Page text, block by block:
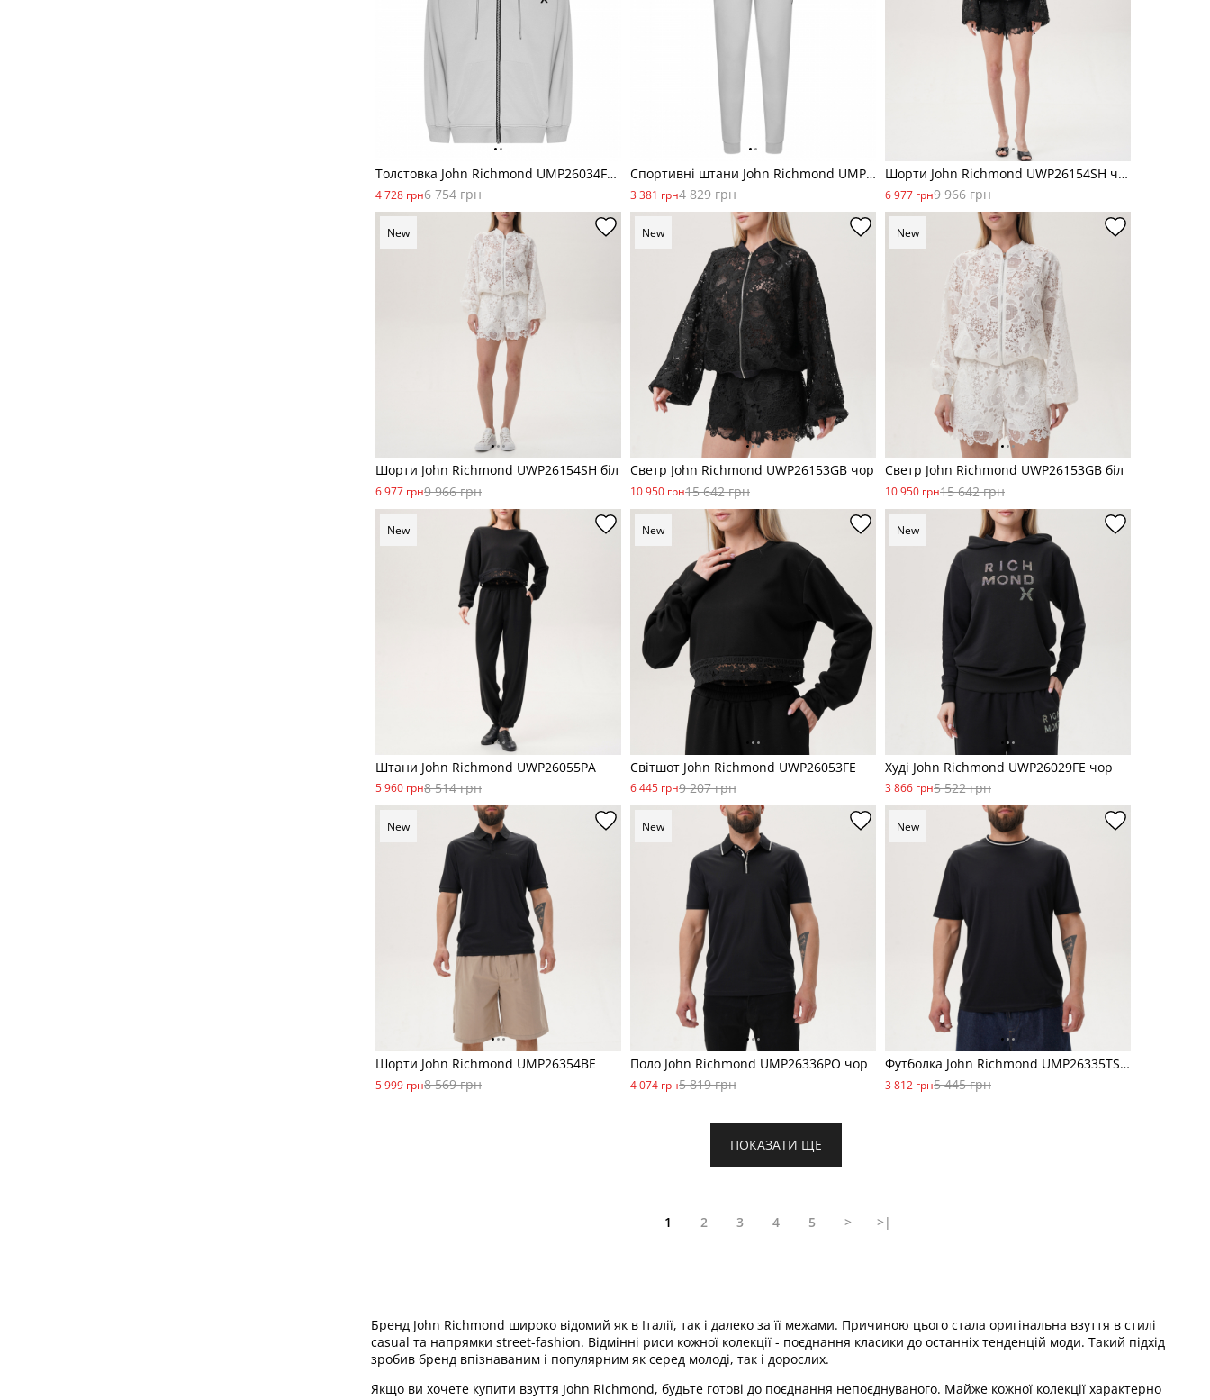
Толстовка John Richmond UMP26034FE сер
4 728 грн6 754 грн
Спортивні штани John Richmond UMP26033PA сер
3 381 грн4 829 грн
Шорти John Richmond UWP26154SH чор
6 977 грн9 966 грн
Шорти John Richmond UWP26154SH біл
6 977 грн9 966 грн
New
Светр John Richmond UWP26153GB чор
10 950 грн15 642 грн
New
Светр John Richmond UWP26153GB біл
10 950 грн15 642 грн
New
Штани John Richmond UWP26055PA
5 960 грн8 514 грн
New
Світшот John Richmond UWP26053FE
6 445 грн9 207 грн
New
Худі John Richmond UWP26029FE чор
3 866 грн5 522 грн
New
Шорти John Richmond UMP26354BE
5 999 грн8 569 грн
New
Поло John Richmond UMP26336PO чор
4 074 грн5 819 грн
New
Футболка John Richmond UMP26335TS чор
3 812 грн5 445 грн
New
ПОКАЗАТИ ЩЕ
1 2 3 4 5 > >|
Бренд John Richmond широко відомий як в Італії, так і далеко за її межами. Причиною цього стала оригінальна взуття в стилі
casual та напрямки street-fashion. Відмінні риси кожної колекції - поєднання класики до останніх тенденцій моди. Такий підхід
зробив бренд впізнаваним і популярним як серед молоді, так і дорослих.
Якщо ви хочете купити взуття John Richmond, будьте готові до поєднання непоєднуваного. Майже кожної колекції характерно